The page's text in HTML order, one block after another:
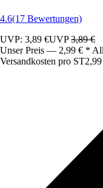
4.6(17 Bewertungen)
UVP: 3,89 €UVP3,89 €
Unser Preis — 2,99 € *
Versandkosten pro ST